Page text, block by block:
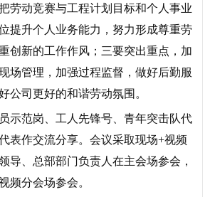
劳动竞赛与工程计划目标和个人事业
提升个人业务能力，努力形成尊重劳
创新的工作作风；三要突出重点，加
场管理，加强过程监督，做好后勤服
公司更好的和谐劳动氛围。
示范岗、工人先锋号、青年突击队代
表作交流分享。会议采取现场+视频
导、总部部门负责人在主会场参会，
频分会场参会。